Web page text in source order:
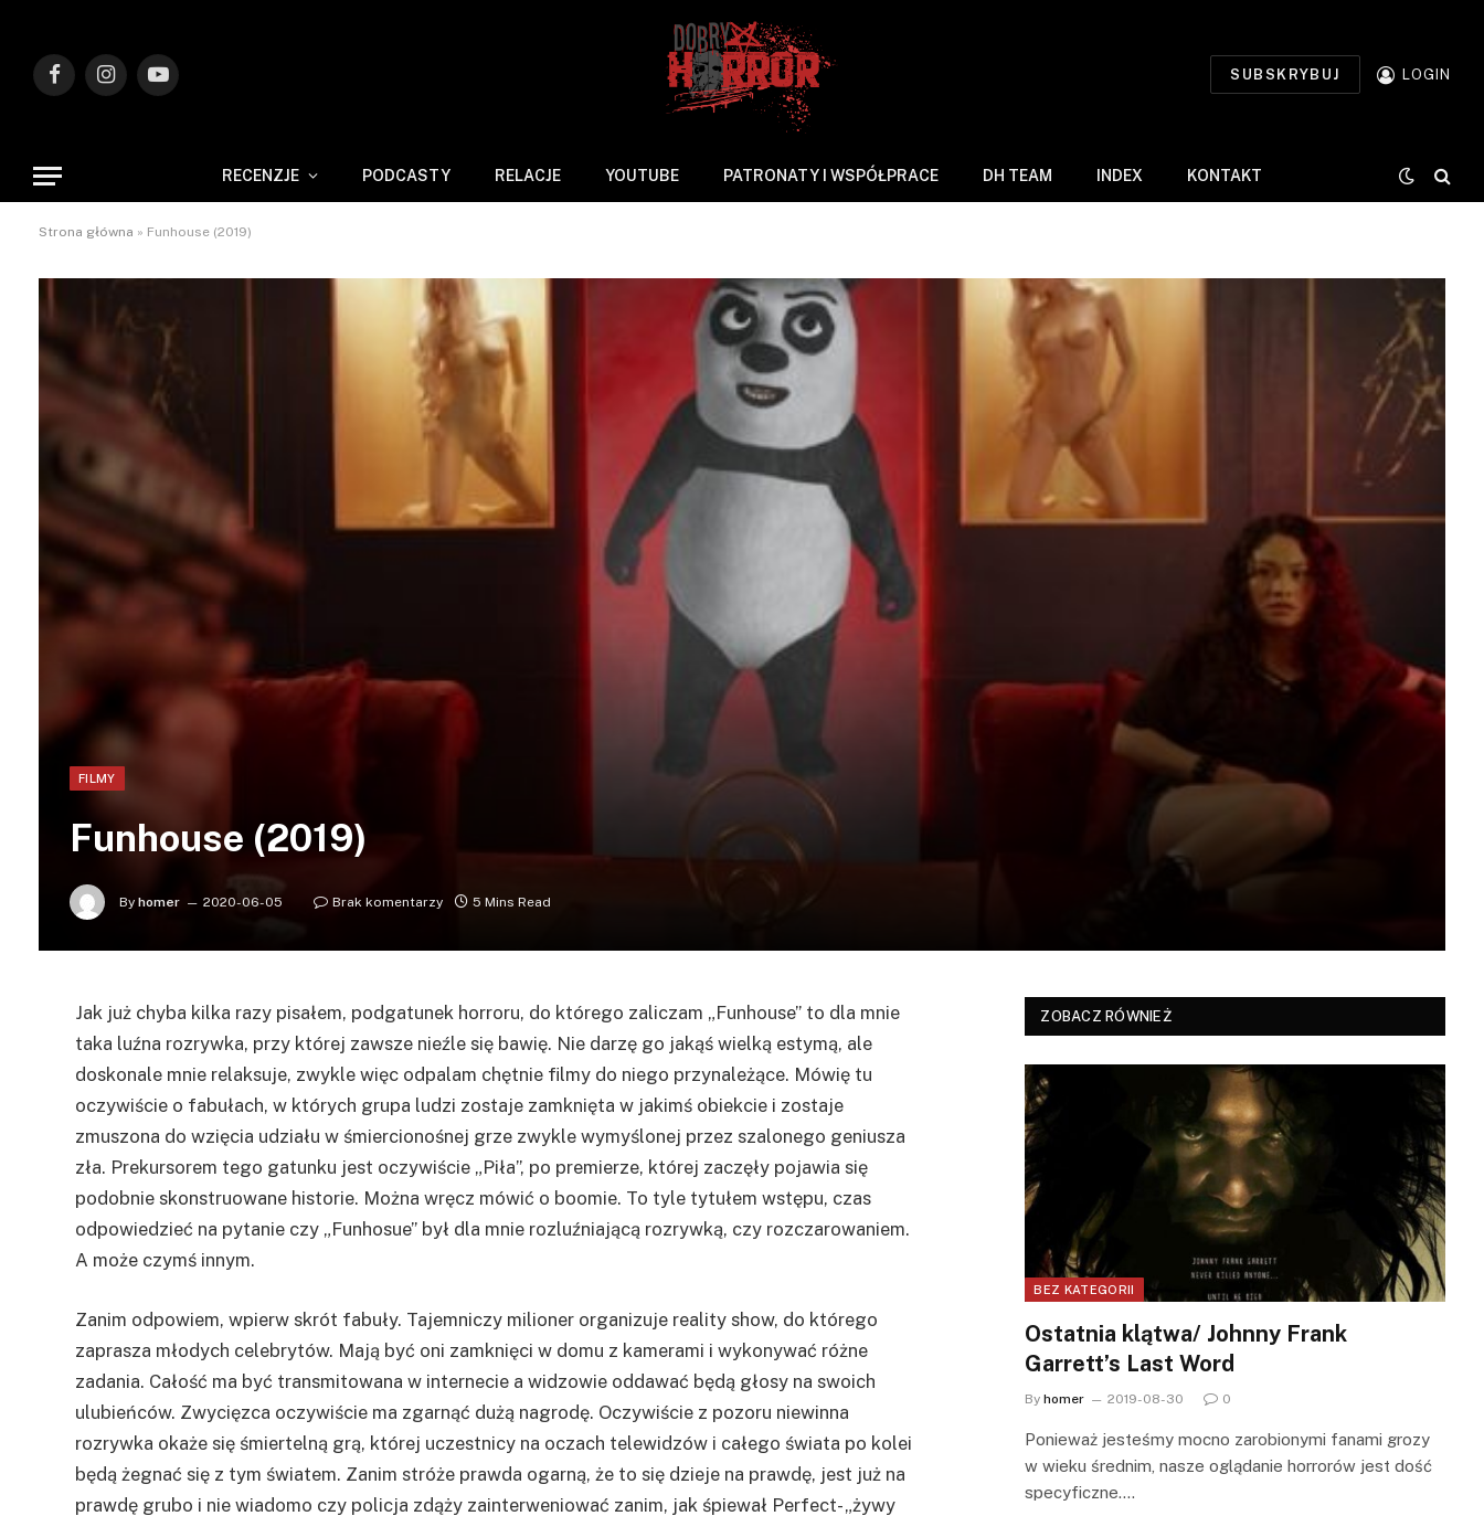
FacebookInstagramYouTube
SUBSKRYBUJ LOGIN
RECENZJE PODCASTY RELACJE YOUTUBE PATRONATY I WSPÓŁPRACE DH TEAM INDEX KONTAKT
Strona główna » Funhouse (2019)
FILMY
Funhouse (2019)
By homer 2020-06-05 Brak komentarzy 5 Mins Read
Jak już chyba kilka razy pisałem, podgatunek horroru, do którego zaliczam „Funhouse” to dla mnie
taka luźna rozrywka, przy której zawsze nieźle się bawię. Nie darzę go jakąś wielką estymą, ale
doskonale mnie relaksuje, zwykle więc odpalam chętnie filmy do niego przynależące. Mówię tu
oczywiście o fabułach, w których grupa ludzi zostaje zamknięta w jakimś obiekcie i zostaje
zmuszona do wzięcia udziału w śmiercionośnej grze zwykle wymyślonej przez szalonego geniusza
zła. Prekursorem tego gatunku jest oczywiście „Piła”, po premierze, której zaczęły pojawia się
podobnie skonstruowane historie. Można wręcz mówić o boomie. To tyle tytułem wstępu, czas
odpowiedzieć na pytanie czy „Funhosue” był dla mnie rozluźniającą rozrywką, czy rozczarowaniem.
A może czymś innym.
Zanim odpowiem, wpierw skrót fabuły. Tajemniczy milioner organizuje reality show, do którego
zaprasza młodych celebrytów. Mają być oni zamknięci w domu z kamerami i wykonywać różne
zadania. Całość ma być transmitowana w internecie a widzowie oddawać będą głosy na swoich
ulubieńców. Zwycięzca oczywiście ma zgarnąć dużą nagrodę. Oczywiście z pozoru niewinna
rozrywka okaże się śmiertelną grą, której uczestnicy na oczach telewidzów i całego świata po kolei
będą żegnać się z tym światem. Zanim stróże prawda ogarną, że to się dzieje na prawdę, jest już na
prawdę grubo i nie wiadomo czy policja zdąży zainterweniować zanim, jak śpiewał Perfect- „żywy
ZOBACZ RÓWNIEŻ
BEZ KATEGORII
Ostatnia klątwa/ Johnny Frank
Garrett’s Last Word
By homer 2019-08-30 0
Ponieważ jesteśmy mocno zarobionymi fanami grozy
w wieku średnim, nasze oglądanie horrorów jest dość
specyficzne.…